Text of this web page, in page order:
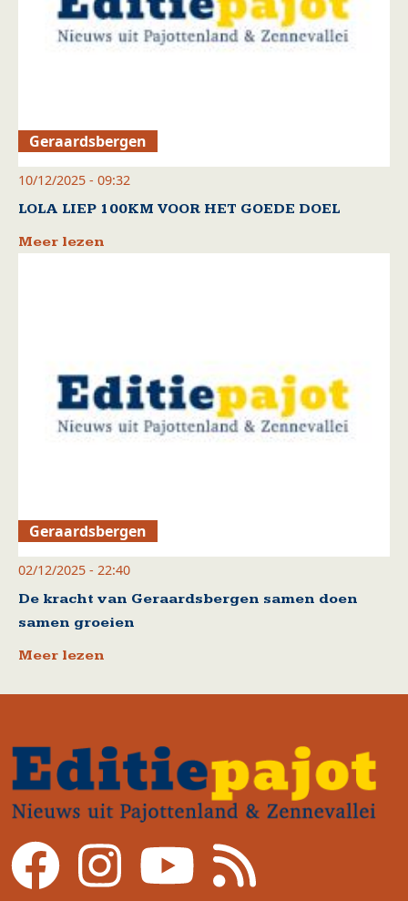
Geraardsbergen
10/12/2025 - 09:32
LOLA LIEP 100KM VOOR HET GOEDE DOEL
Meer lezen
Geraardsbergen
02/12/2025 - 22:40
De kracht van Geraardsbergen samen doen
samen groeien
Meer lezen